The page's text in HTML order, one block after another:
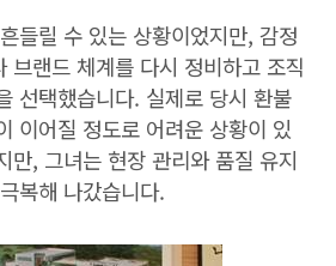
들릴 수 있는 상황이었지만, 감정
브랜드 체계를 다시 정비하고 조직
선택했습니다. 실제로 당시 환불
이어질 정도로 어려운 상황이 있
만, 그녀는 현장 관리와 품질 유지
복해 나갔습니다.